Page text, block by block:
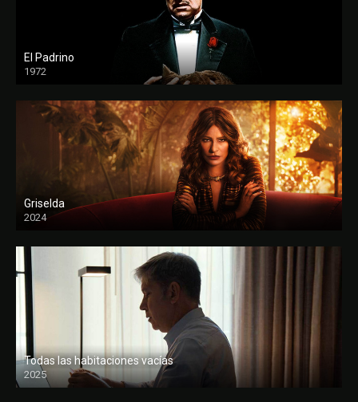
El Padrino
1972
FULL HD
Griselda
2024
Todas las habitaciones vacías
2025
FULL HD